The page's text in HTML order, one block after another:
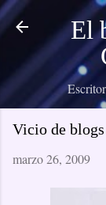
El
Vicio de
marzo 26, 2009